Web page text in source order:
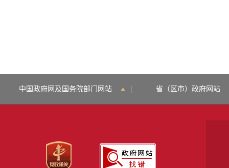
中国政府网及国务院部门网站 省（区市）政府网站